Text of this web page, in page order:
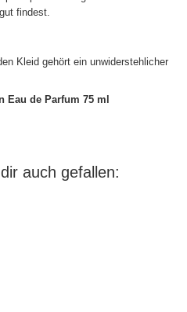
findest.
Kleid gehört ein unwiderstehlicher
Eau de Parfum 75 ml
auch gefallen: